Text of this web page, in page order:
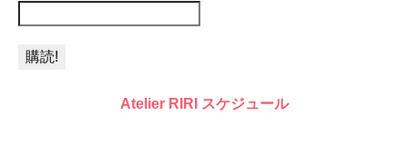
Atelier RIRI スケジュール